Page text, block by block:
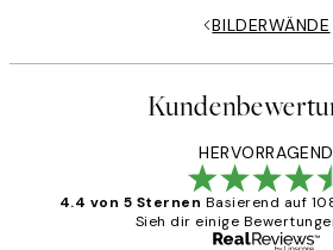
BILDERWÄNDE
HERVORRAGEND
4.4 von 5 Sternen Basierend auf
Sieh dir einige